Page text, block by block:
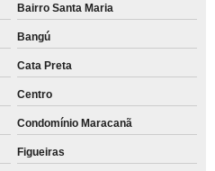
Bairro Santa Maria
Bangú
Cata Preta
Centro
Condomínio Maracanã
Figueiras